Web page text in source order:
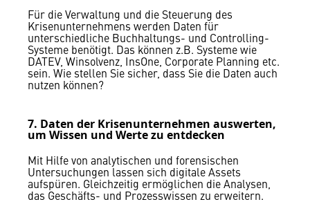
Für die Verwaltung und die Steuerung des
Krisenunternehmens werden Daten für
unterschiedliche Buchhaltungs- und Controlling-
Systeme benötigt. Das können z.B. Systeme wie
DATEV, Winsolvenz, InsOne, Corporate Planning etc.
sein. Wie stellen Sie sicher, dass Sie die Daten auch
nutzen können?
7. Daten der Krisenunternehmen auswerten,
um Wissen und Werte zu entdecken
Mit Hilfe von analytischen und forensischen
Untersuchungen lassen sich digitale Assets
aufspüren. Gleichzeitig ermöglichen die Analysen,
das Geschäfts- und Prozesswissen zu erweitern.